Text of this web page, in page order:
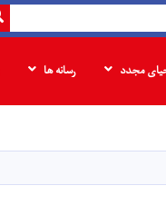
مجدد رسانه ها